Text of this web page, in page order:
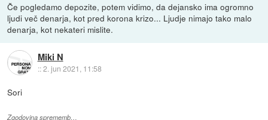
Če pogledamo depozite, potem vidimo, da dejansko ima ogromno
ljudi več denarja, kot pred korona krizo... Ljudje nimajo tako malo
denarja, kot nekateri mislite.
Miki N
::2. jun 2021, 11:58
Sori
Zgodovina sprememb…